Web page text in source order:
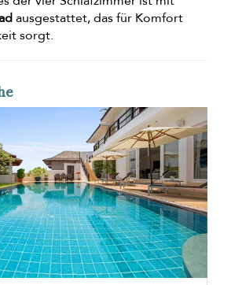
ausgestattet, das für Komfort
sorgt.